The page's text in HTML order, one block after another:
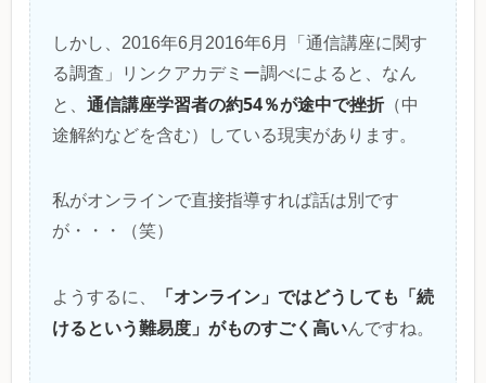
しかし、2016年6月2016年6月「通信講座に関す
る調査」リンクアカデミー調べによると、なん
と、 通信講座学習者の約54％が途中で挫折 （中
途解約などを含む）している現実があります。
私がオンラインで直接指導すれば話は別です
が・・・（笑）
ようするに、
「オンライン」ではどうしても「続
けるという難易度」がものすごく高いんですね。